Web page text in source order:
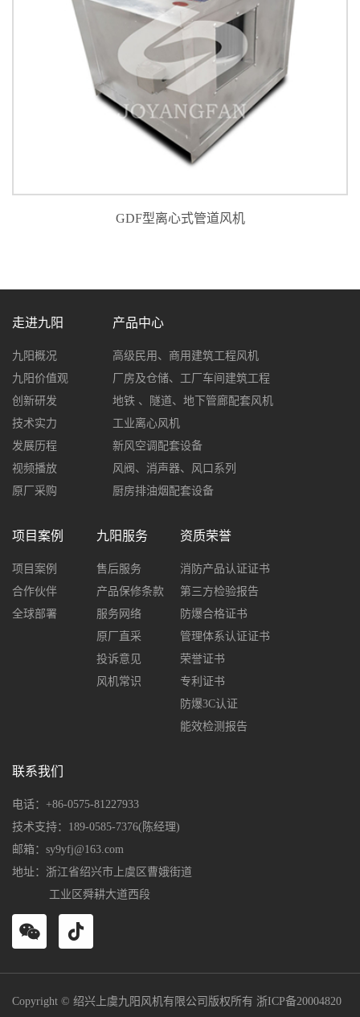
GDF型离心式管道风机
走进九阳
九阳概况
九阳价值观
创新研发
技术实力
发展历程
视频播放
原厂采购
产品中心
高级民用、商用建筑工程风机
厂房及仓储、工厂车间建筑工程
地铁 、隧道、地下管廊配套风机
工业离心风机
新风空调配套设备
风阀、消声器、风口系列
厨房排油烟配套设备
项目案例
项目案例
合作伙伴
全球部署
九阳服务
售后服务
产品保修条款
服务网络
原厂直采
投诉意见
风机常识
资质荣誉
消防产品认证证书
第三方检验报告
防爆合格证书
管理体系认证证书
荣誉证书
专利证书
防爆3C认证
能效检测报告
联系我们
电话：+86-0575-81227933
技术支持：189-0585-7376(陈经理)
邮箱：sy9yfj@163.com
地址：浙江省绍兴市上虞区曹娥街道
工业区舜耕大道西段
Copyright © 绍兴上虞九阳风机有限公司版权所有 浙ICP备20004820